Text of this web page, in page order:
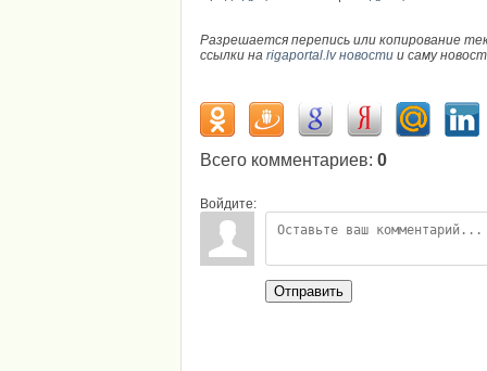
Разрешается перепись или копирование
ссылки на rigaportal.lv новости и саму
Всего комментариев: 0
Войдите:
Отправить